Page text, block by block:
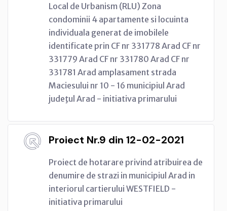
Local de Urbanism (RLU) Zona
condominii 4 apartamente si locuinta
individuala generat de imobilele
identificate prin CF nr 331778 Arad CF nr
331779 Arad CF nr 331780 Arad CF nr
331781 Arad amplasament strada
Maciesului nr 10 - 16 municipiul Arad
judeţul Arad - initiativa primarului
Proiect Nr.9 din 12-02-2021
Proiect de hotarare privind atribuirea de
denumire de strazi in municipiul Arad in
interiorul cartierului WESTFIELD -
initiativa primarului